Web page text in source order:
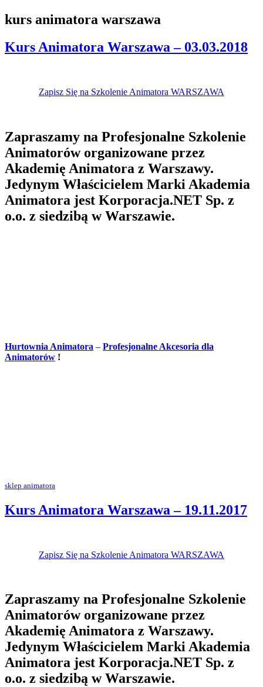
kurs animatora warszawa
Kurs Animatora Warszawa – 03.03.2018
Zapisz Się na Szkolenie Animatora WARSZAWA
Zapraszamy na Profesjonalne Szkolenie
Animatorów organizowane przez
Akademię Animatora z Warszawy.
Jedynym Właścicielem Marki Akademia
Animatora jest Korporacja.NET Sp. z
o.o. z siedzibą w Warszawie.
Hurtownia Animatora – Profesjonalne Akcesoria dla
Animatorów !
sklep animatora
Kurs Animatora Warszawa – 19.11.2017
Zapisz Się na Szkolenie Animatora WARSZAWA
Zapraszamy na Profesjonalne Szkolenie
Animatorów organizowane przez
Akademię Animatora z Warszawy.
Jedynym Właścicielem Marki Akademia
Animatora jest Korporacja.NET Sp. z
o.o. z siedzibą w Warszawie.